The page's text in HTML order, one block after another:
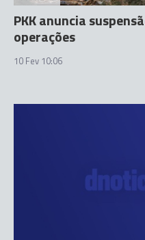
PKK anuncia
operações
10 Fev 10:06